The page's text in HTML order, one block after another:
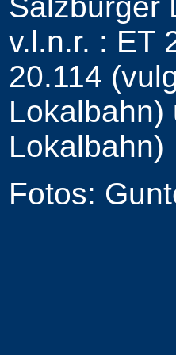
v.l.n.r. : ET
20.114
Lokalbahn)
Fotos: